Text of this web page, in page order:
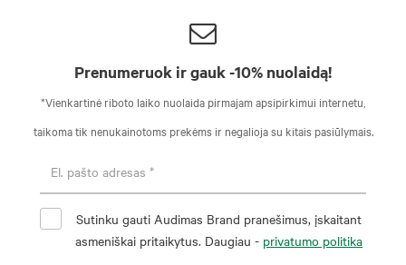
Prenumeruok ir gauk -10% nuolaidą!
*Vienkartinė riboto laiko nuolaida pirmajam apsipirkimui internetu,
taikoma tik nenukainotoms prekėms ir negalioja su kitais pasiūlymais.
Sutinku gauti Audimas Brand pranešimus, įskaitant
asmeniškai pritaikytus. Daugiau - privatumo politika